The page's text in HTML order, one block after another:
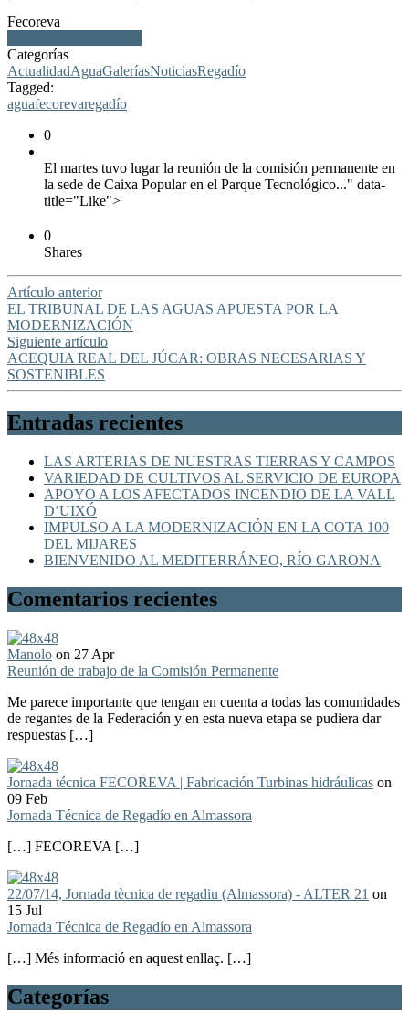
Fecoreva
Categorías
ActualidadAguaGaleríasNoticiasRegadío
Tagged:
aguafecorevaregadío
0
El martes tuvo lugar la reunión de la comisión permanente en
la sede de Caixa Popular en el Parque Tecnológico..." data-
title="Like">
0
Shares
Artículo anterior
EL TRIBUNAL DE LAS AGUAS APUESTA POR LA
MODERNIZACIÓN
Siguiente artículo
ACEQUIA REAL DEL JÚCAR: OBRAS NECESARIAS Y
SOSTENIBLES
Entradas recientes
LAS ARTERIAS DE NUESTRAS TIERRAS Y CAMPOS
VARIEDAD DE CULTIVOS AL SERVICIO DE EUROPA
APOYO A LOS AFECTADOS INCENDIO DE LA VALL
D’UIXÓ
IMPULSO A LA MODERNIZACIÓN EN LA COTA 100
DEL MIJARES
BIENVENIDO AL MEDITERRÁNEO, RÍO GARONA
Comentarios recientes
Manolo on 27 Apr
Reunión de trabajo de la Comisión Permanente
Me parece importante que tengan en cuenta a todas las comunidades
de regantes de la Federación y en esta nueva etapa se pudiera dar
respuestas […]
Jornada técnica FECOREVA | Fabricación Turbinas hidráulicas on
09 Feb
Jornada Técnica de Regadío en Almassora
[…] FECOREVA […]
22/07/14, Jornada tècnica de regadiu (Almassora) - ALTER 21 on
15 Jul
Jornada Técnica de Regadío en Almassora
[…] Més informació en aquest enllaç. […]
Categorías